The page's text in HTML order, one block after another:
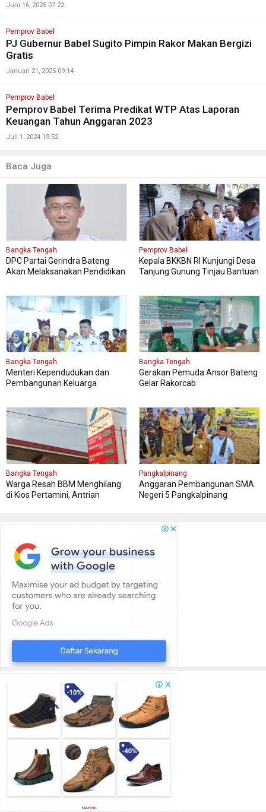
Juni 16, 2025 07:22
Pemprov Babel
PJ Gubernur Babel Sugito Pimpin Rakor Makan Bergizi
Gratis
Januari 21, 2025 09:14
Pemprov Babel
Pemprov Babel Terima Predikat WTP Atas Laporan
Keuangan Tahun Anggaran 2023
Juli 1, 2024 19:52
Baca Juga
Bangka Tengah
DPC Partai Gerindra Bateng
Akan Melaksanakan Pendidikan
Pemprov Babel
Kepala BKKBN RI Kunjungi Desa
Tanjung Gunung Tinjau Bantuan
Bangka Tengah
Menteri Kependudukan dan
Pembangunan Keluarga
Bangka Tengah
Gerakan Pemuda Ansor Bateng
Gelar Rakorcab
Bangka Tengah
Warga Resah BBM Menghilang
di Kios Pertamini, Antrian
Pangkalpinang
Anggaran Pembangunan SMA
Negeri 5 Pangkalpinang